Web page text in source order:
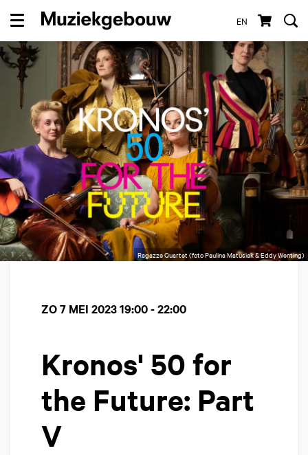
EN
Menu
Ragazze Quartet (foto Paulina Matusiak & Eddy Wenting)
Kronos' 50 for
the Future: Part
V
ZO 7 MEI 202319:00 - 22:00